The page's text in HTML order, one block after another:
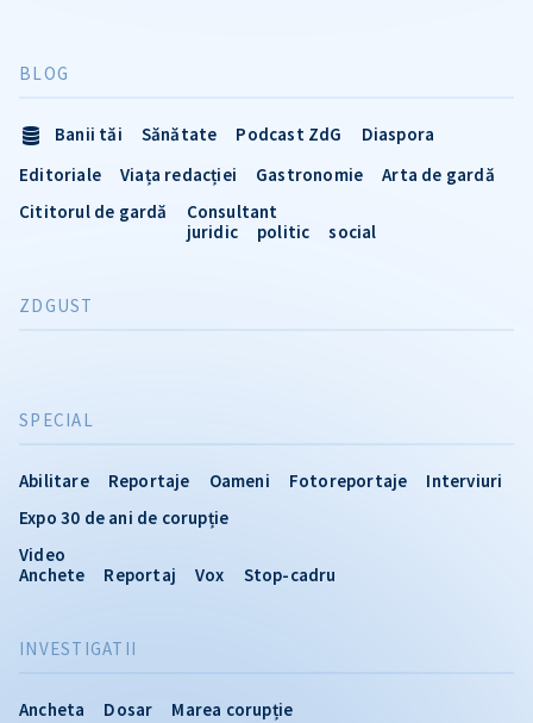
INVESTIGATII
Ancheta Dosar
Marea corupție
SPECIAL
Abilitare Reportaje Oameni Fotoreportaje
Interviuri
Expo 30 de ani de corupție
Video
Anchete
Reportaj Vox Stop-cadru
BLOG
Banii tăi Sănătate Podcast ZdG
Diaspora
Editoriale
Viața redacției Gastronomie
Arta de gardă
Cititorul de gardă
Consultant
juridic
politic social
ZDGUST